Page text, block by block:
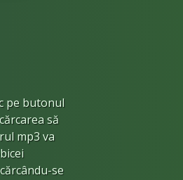
pe butonul
să
mp3 va
se